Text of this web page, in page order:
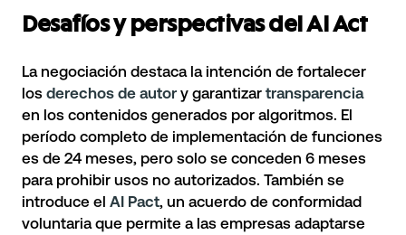
Desafíos y perspectivas del AI Act
La negociación destaca la intención de fortalecer
los derechos de autor y garantizar transparencia
en los contenidos generados por algoritmos. El
período completo de implementación de funciones
es de 24 meses, pero solo se conceden 6 meses
para prohibir usos no autorizados. También se
introduce el AI Pact, un acuerdo de conformidad
voluntaria que permite a las empresas adaptarse